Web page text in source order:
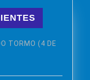
TORMO (4 DE